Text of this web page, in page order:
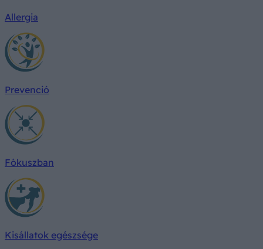
Allergia
Prevenció
Fókuszban
Kisállatok egészsége